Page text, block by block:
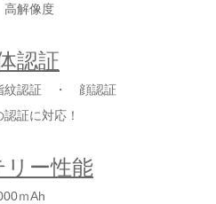
高解像度
認証
紋認証 ・ 顔認証
認証に対応！
リー性能
ｍAh